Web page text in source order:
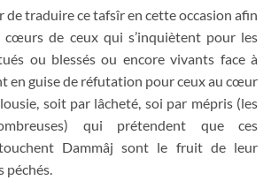
traduire ce tafsîr en cette occasion afin
de ceux qui s’inquiètent pour les
ou blessés ou encore vivants face à
en guise de réfutation pour ceux au cœur
soit par lâcheté, soi par mépris (les
qui prétendent que ces
Dammâj sont le fruit de leur
péchés.